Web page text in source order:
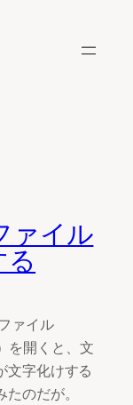
ァイル
ァイル
を開くと、文
文字化けする
のだが。